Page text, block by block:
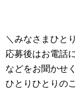
＼みなさまひと
応募後はお電話
などをお聞かせ
ひとりひとりの